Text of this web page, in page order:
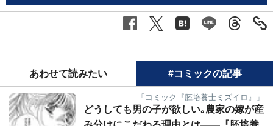
あわせて読みたい #コミックの記事
「コミック『胚培養士ミズイロ』」
どうしても男の子が欲しい｡農家の嫁が産